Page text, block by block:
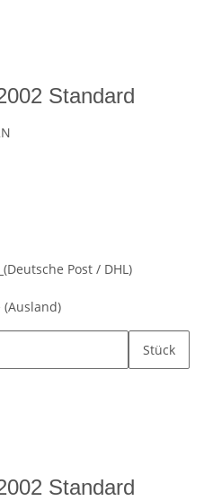
Standard
(Deutsche Post / DHL)
(Ausland)
Stück
Standard